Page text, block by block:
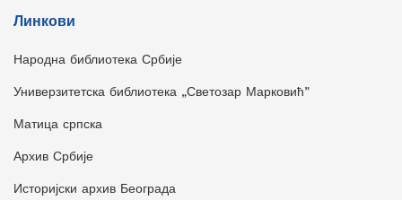
Линкови
Народна библиотека Србије
Универзитетска библиотека „Светозар Марковић”
Матица српска
Архив Србије
Историјски архив Београда